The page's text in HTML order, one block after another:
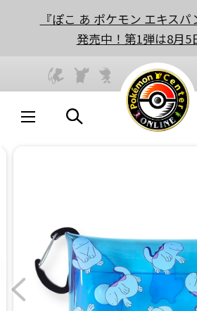
『ぽこ あ ポケモン エキスパ
発売中！第1弾は8月5